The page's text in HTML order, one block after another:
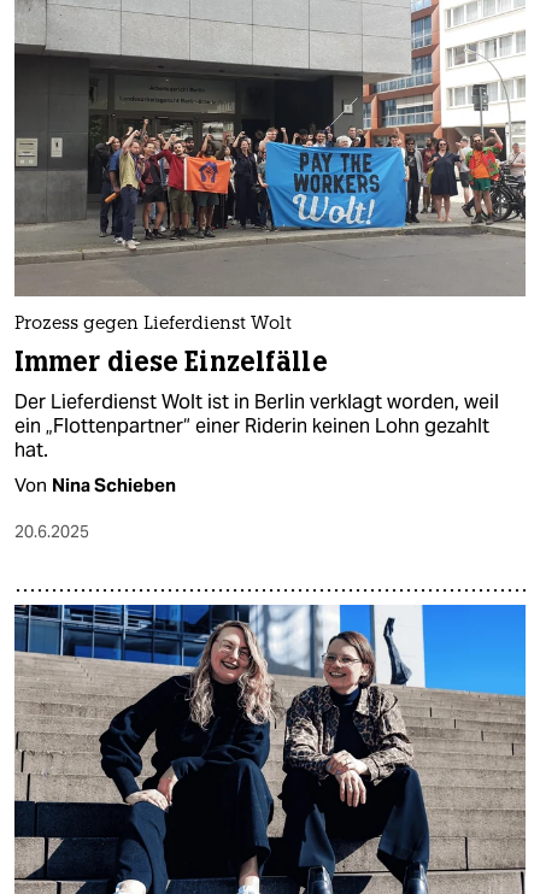
Prozess gegen Lieferdienst Wolt
Immer diese Einzelfälle
Der Lieferdienst Wolt ist in Berlin verklagt worden, weil
ein „Flottenpartner“ einer Riderin keinen Lohn gezahlt
hat.
Von Nina Schieben
20.6.2025